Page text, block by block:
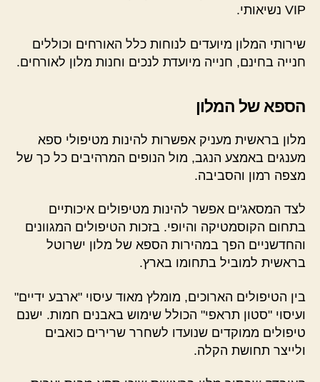
VIP נשיאותי.
שירותי המלון מיועדים לנוחות כלל האורחים וכוללים
חנייה בחינם, חנייה מיועדת לנכים וחנות מלון לאורחים.
הספא של המלון
מלון בראשית מעניק אפשרות להינות מטיפולי ספא
מענגים באמצע הנגב, מול הנופים המרהיבים כל כך של
מצפה רמון והסביבה.
לצד המסאג'ים אפשר להינות מטיפולים איכותיים
בתחום הקוסמטיקה והיופי. בזכות הטיפולים המגוונים
והחדשניים הפך במהירות הספא של מלון ישרוטל
בראשית למוביל בתחומו בארץ.
בין הטיפולים הארוכים, מומלץ מאוד עיסוי "ארבע ידיים"
ועיסוי "סטון תראפי" הכולל שימוש באבנים חמות. ישנם
טיפולים ממוקדים שנועדו לשחרר שרירים כואבים
ולייצר תחושת הקלה.